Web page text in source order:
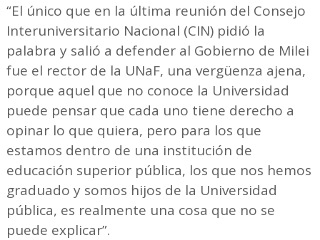
“El único que en la última reunión del Consejo
Interuniversitario Nacional (CIN) pidió la
palabra y salió a defender al Gobierno de Milei
fue el rector de la UNaF, una vergüenza ajena,
porque aquel que no conoce la Universidad
puede pensar que cada uno tiene derecho a
opinar lo que quiera, pero para los que
estamos dentro de una institución de
educación superior pública, los que nos hemos
graduado y somos hijos de la Universidad
pública, es realmente una cosa que no se
puede explicar”.